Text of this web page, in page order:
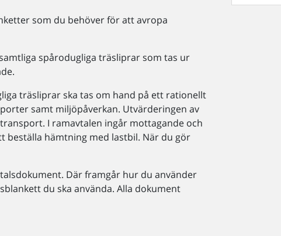
som du behöver för att avropa
spårodugliga träsliprar som tas ur
träsliprar ska tas om hand på ett rationellt
samt miljöpåverkan. Utvärderingen av
I ramavtalen ingår mottagande och
beställa hämtning med lastbil. När du gör
Där framgår hur du använder
du ska använda. Alla dokument